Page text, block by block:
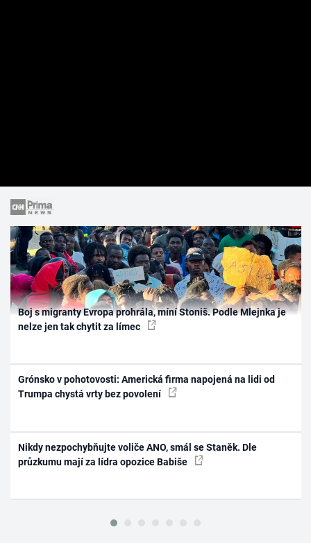
Boj s migranty Evropa prohrála, míní Stoniš. Podle Mlejnka je
nelze jen tak chytit za límec
Grónsko v pohotovosti: Americká firma napojená na lidi od
Trumpa chystá vrty bez povolení
Nikdy nezpochybňujte voliče ANO, smál se Staněk. Dle
průzkumu mají za lídra opozice Babiše